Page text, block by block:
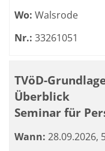
Wo: Walsrode
Nr.: 33261051
TVöD-
Überblick
Seminar für
Wann: 28.09.2026,